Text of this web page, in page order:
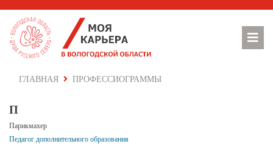
ГЛАВНАЯ ПРОФЕССИОГРАММЫ
П
Парикмахер
Педагог дополнительного образования